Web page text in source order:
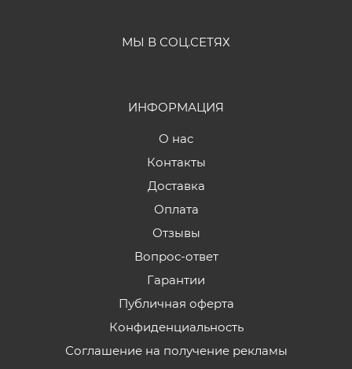
МЫ В СОЦ.СЕТЯХ
ИНФОРМАЦИЯ
О нас
Контакты
Доставка
Оплата
Отзывы
Вопрос-ответ
Гарантии
Публичная оферта
Конфиденциальность
Соглашение на получение рекламы